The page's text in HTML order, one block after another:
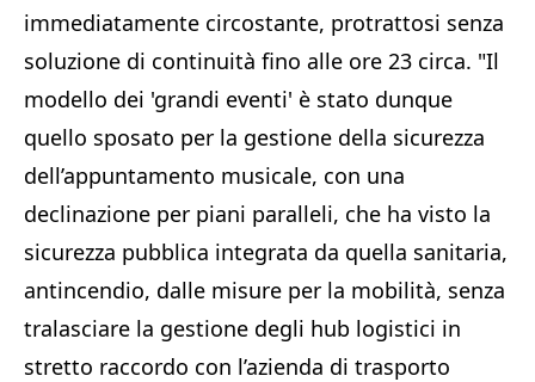
immediatamente circostante, protrattosi senza
soluzione di continuità fino alle ore 23 circa. "Il
modello dei 'grandi eventi' è stato dunque
quello sposato per la gestione della sicurezza
dell’appuntamento musicale, con una
declinazione per piani paralleli, che ha visto la
sicurezza pubblica integrata da quella sanitaria,
antincendio, dalle misure per la mobilità, senza
tralasciare la gestione degli hub logistici in
stretto raccordo con l’azienda di trasporto